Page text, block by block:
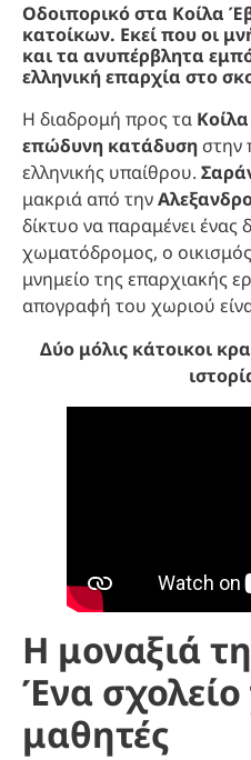
Οδοιπορικό στα Κοίλα
κατοίκων. Εκεί που οι
και τα ανυπέρβλητα
ελληνική επαρχία στο
Η διαδρομή προς τα
επώδυνη κατάδυση στην
ελληνικής υπαίθρου.
μακριά από την
δίκτυο να παραμένει
χωματόδρομος, ο
μνημείο της επαρχιακής
απογραφή του χωριού
Δύο μόλις κάτοικοι
Η μοναξιά
Ένα
μαθητές